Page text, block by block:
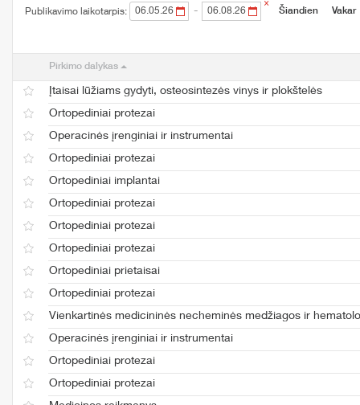
Publikavimo laikotarpis: -
×
Šiandien
Vakar
Pirkimo dalykas
Įtaisai lūžiams gydyti, osteosintezės vinys ir plokštelės
Ortopediniai protezai
Operacinės įrenginiai ir instrumentai
Ortopediniai protezai
Ortopediniai implantai
Ortopediniai protezai
Ortopediniai protezai
Ortopediniai protezai
Ortopediniai prietaisai
Ortopediniai protezai
Vienkartinės medicininės necheminės medžiagos ir
Operacinės įrenginiai ir instrumentai
Ortopediniai protezai
Ortopediniai protezai